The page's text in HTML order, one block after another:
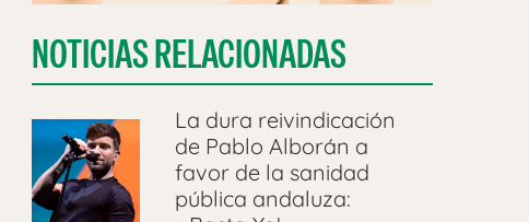
NOTICIAS RELACIONADAS
La dura reivindicación
de Pablo Alborán a
favor de la sanidad
pública andaluza: